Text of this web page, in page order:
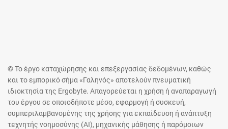
© Το έργο καταχώρησης και επεξεργασίας δεδομένων, καθώς
και το εμπορικό σήμα «Γαληνός» αποτελούν πνευματική
ιδιοκτησία της Ergobyte. Απαγορεύεται η χρήση ή αναπαραγωγή
του έργου σε οποιοδήποτε μέσο, εφαρμογή ή συσκευή,
συμπεριλαμβανομένης της χρήσης για εκπαίδευση ή ανάπτυξη
τεχνητής νοημοσύνης (AI), μηχανικής μάθησης ή παρόμοιων